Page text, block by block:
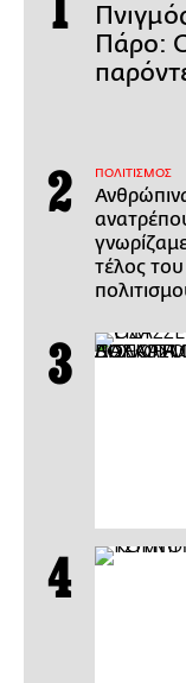
Πάρο:
ΠΟΛΙΤΙΣΜΟΣ
τέλος